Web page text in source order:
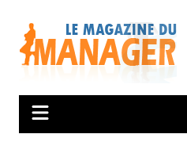
contenu